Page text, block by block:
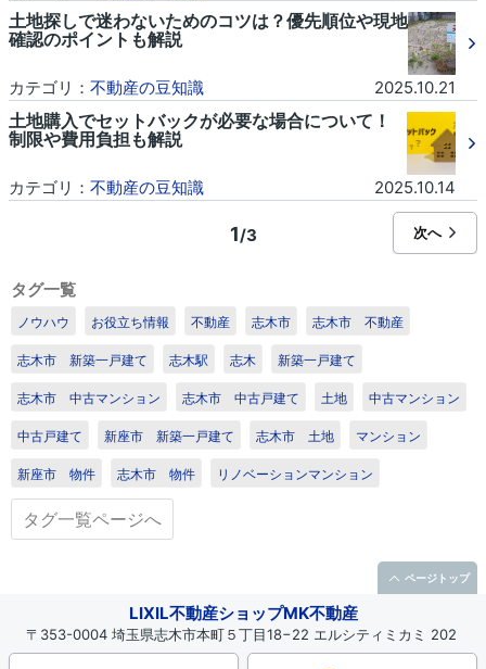
土地探しで迷わないためのコツは？優先順位や現地
確認のポイントも解説
カテゴリ： 不動産の豆知識 2025.10.21
土地購入でセットバックが必要な場合について！
制限や費用負担も解説
カテゴリ： 不動産の豆知識 2025.10.14
1/3 次へ
タグ一覧
ノウハウ お役立ち情報 不動産 志木市 志木市 不動産
志木市 新築一戸建て 志木駅 志木 新築一戸建て
志木市 中古マンション 志木市 中古戸建て 土地 中古マンション
中古戸建て 新座市 新築一戸建て 志木市 土地 マンション
新座市 物件 志木市 物件 リノベーションマンション
タグ一覧ページへ
LIXIL不動産ショップMK不動産
〒353-0004 埼玉県志木市本町５丁目18−22 エルシティミカミ 202
ページトップ